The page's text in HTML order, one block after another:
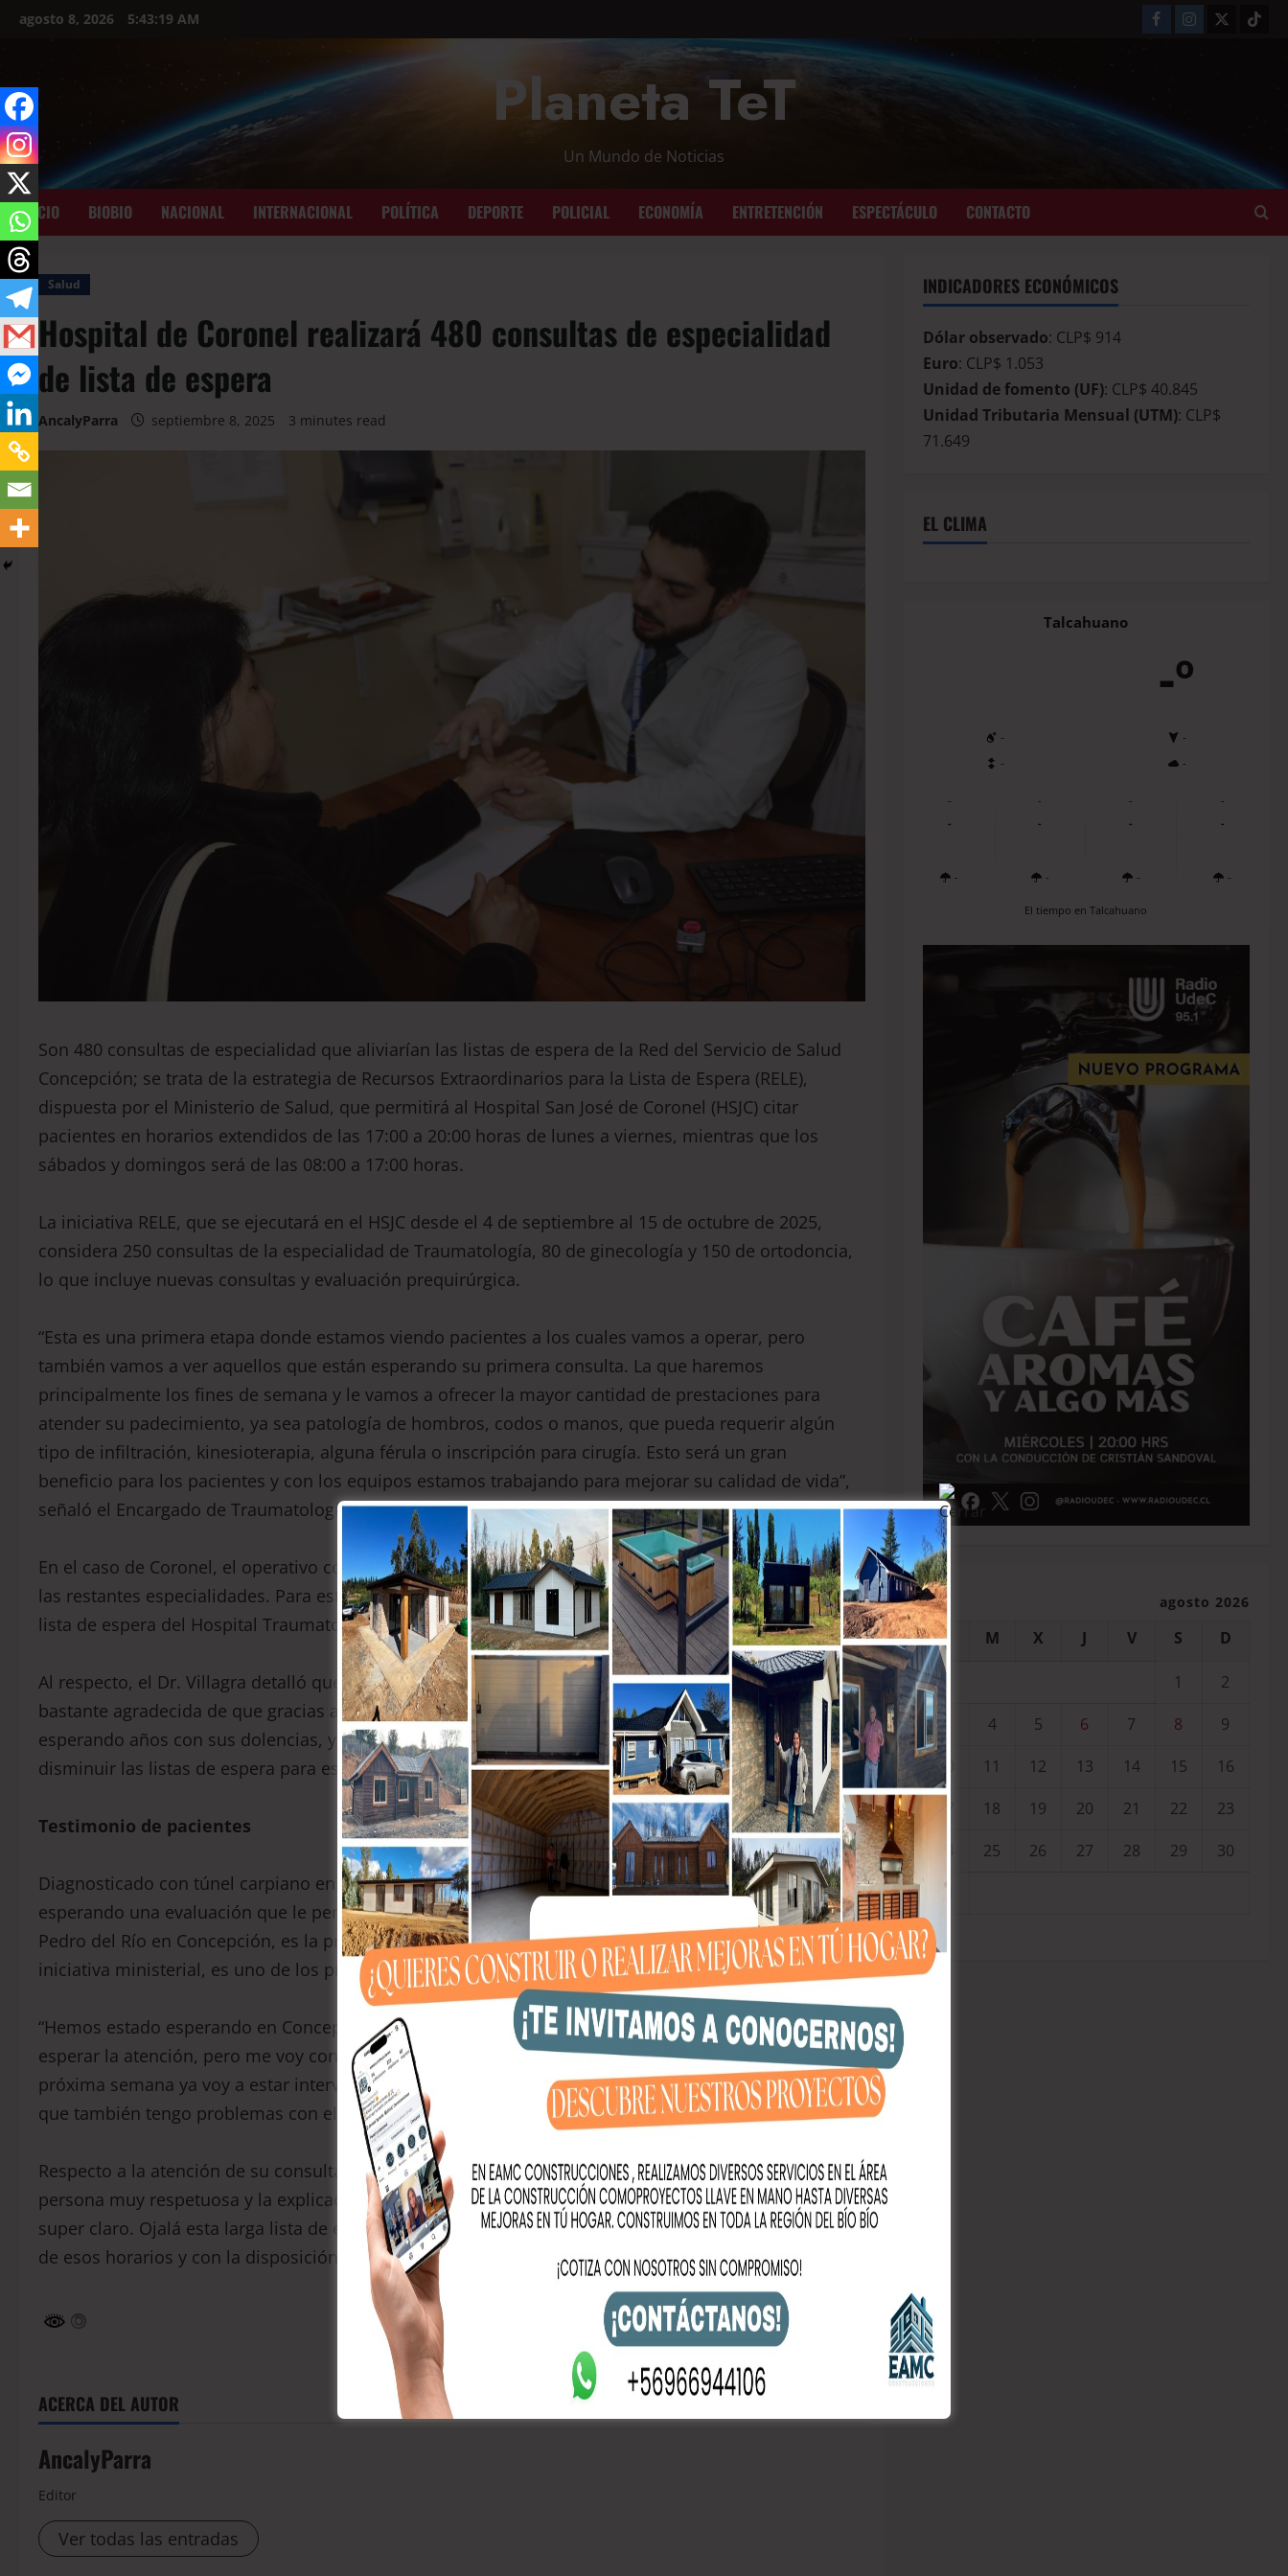
agosto 8, 2026 5:43:20 AM
Planeta TeT
Un Mundo de Noticias
INICIO BIOBIO NACIONAL INTERNACIONAL POLÍTICA DEPORTE POLICIAL ECONOMÍA ENTRETENCIÓN ESPECTÁCULO CONTACTO
Salud
Hospital de Coronel realizará 480 consultas de especialidad
de lista de espera
AncalyParra septiembre 8, 2025 3 minutes read
Son 480 consultas de especialidad que aliviarían las listas de espera de la Red del Servicio de Salud
Concepción; se trata de la estrategia de Recursos Extraordinarios para la Lista de Espera (RELE),
dispuesta por el Ministerio de Salud, que permitirá al Hospital San José de Coronel (HSJC) citar
pacientes en horarios extendidos de las 17:00 a 20:00 horas de lunes a viernes, mientras que los
sábados y domingos será de las 08:00 a 17:00 horas.
La iniciativa RELE, que se ejecutará en el HSJC desde el 4 de septiembre al 15 de octubre de 2025,
considera 250 consultas de la especialidad de Traumatología, 80 de ginecología y 150 de ortodoncia,
lo que incluye nuevas consultas y evaluación prequirúrgica.
“Esta es una primera etapa donde estamos viendo pacientes a los cuales vamos a operar, pero
también vamos a ver aquellos que están esperando su primera consulta. La que haremos
principalmente los fines de semana y le vamos a ofrecer la mayor cantidad de prestaciones para
atender su padecimiento, ya sea patología de hombros, codos o manos, que pueda requerir algún
tipo de infiltración, kinesioterapia, alguna férula o inscripción para cirugía. Esto será un gran
beneficio para los pacientes y con los equipos estamos trabajando para mejorar su calidad de vida”,
señaló el Encargado de Traumatología del HSJC, Dr. Joaquín Villagra Jara.
En el caso de Coronel, el operativo comenzó con atenciones de Traumatología y se irá ampliando a
las restantes especialidades. Para esto se abarcarán requerimientos locales y se ayudará a aliviar la
lista de espera del Hospital Traumatológico de Concepción y el Guillermo Grant Benavente.
Al respecto, el Dr. Villagra detalló que “es un proceso que estamos comenzando; la gente se ve
bastante agradecida de que gracias a esta estrategia podamos resolver la patología por la cual lleva
esperando años con sus dolencias, y es algo muy bueno para toda la población que podamos
disminuir las listas de espera para estos pacientes. Podrán acceder a su cirugía más temprana”.
Testimonio de pacientes
Diagnosticado con túnel carpiano en su mano derecha, José Villa Fierro (68) lleva un año y 8 meses
esperando una evaluación que le permita autorizar su intervención quirúrgica. Oriundo del sector
Pedro del Río en Concepción, es la primera vez que visita el hospital de Coronel y, gracias a la nueva
iniciativa ministerial, es uno de los primeros 8 pacientes que fueron vistos por un especialista.
“Hemos estado esperando en Concepción, que es mucho tiempo, casi dos años, y aquí hubo que
esperar la atención, pero me voy con un buen resultado, satisfecho con la esperanza de que la
próxima semana ya voy a estar intervenido de una mano y en un par de meses de la segunda mano,
que también tengo problemas con el túnel carpiano”, manifestó José Villa.
Respecto a la atención de su consulta, el penquista detalló que “la atención fue excelente, una
persona muy respetuosa y la explicación que nos dio de los pros y los contras de la operación fue
super claro. Ojalá esta larga lista de espera de muchos pacientes y patologías pueda atenderse fuera
de esos horarios y con la disposición de cada profesional”.
ACERCA DEL AUTOR
AncalyParra
Editor
Ver todas las entradas
INDICADORES ECONÓMICOS
Dólar observado: CLP$ 914
Euro: CLP$ 1.053
Unidad de fomento (UF): CLP$ 40.845
Unidad Tributaria Mensual (UTM): CLP$
71.649
EL CLIMA
Talcahuano
-º
-
-
-
-
-
-
-
-
-
-
-
-
-
-
-
-
El tiempo en Talcahuano
agosto 2026
L M X J V S D
1
2
3
4 5 6 7 8
9
10
11 12 13 14 15
16
18 19 20 21 22
23
25 26 27 28 29
30
31
« Jul